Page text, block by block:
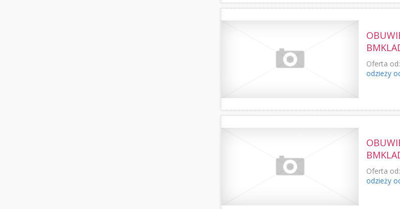
Oferta od:
odzieży
Oferta od:
odzieży